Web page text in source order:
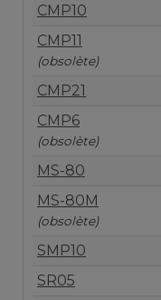
CMP10
CMP11
(obsolète)
CMP21
CMP6
(obsolète)
MS-80
MS-80M
(obsolète)
SMP10
SR05